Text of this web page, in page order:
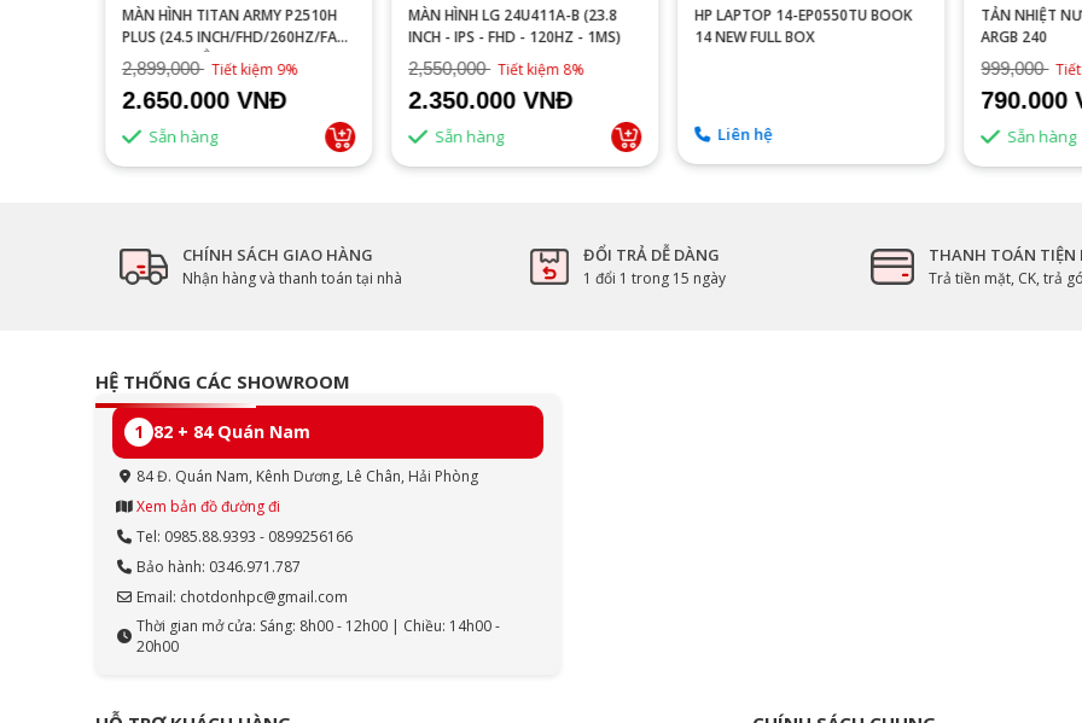
MÀN HÌNH TITAN ARMY P2510H
PLUS (24.5 INCH/FHD/260HZ/FAST
IPS/1MS/PHẲNG)
2,899,000 Tiết kiệm 9%
2.650.000 VNĐ
Sẵn hàng
MÀN HÌNH LG 24U411A-B (23.8
INCH - IPS - FHD - 120HZ - 1MS)
2,550,000 Tiết kiệm 8%
2.350.000 VNĐ
Sẵn hàng
HP LAPTOP 14-EP0550TU BOOK
14 NEW FULL BOX
Liên hệ
TẢN NHIỆT
ARGB 240
999,000
790.000
Sẵn hàng
CHÍNH SÁCH GIAO HÀNG
Nhận hàng và thanh toán tại nhà
ĐỔI TRẢ DỄ DÀNG
1 đổi 1 trong 15 ngày
THANH TOÁN TIỆN
Trả tiền mặt, CK, trả
HỆ THỐNG CÁC SHOWROOM
1 82 + 84 Quán Nam
84 Đ. Quán Nam, Kênh Dương, Lê Chân, Hải Phòng
Xem bản đồ đường đi
Tel: 0985.88.9393 - 0899256166
Bảo hành: 0346.971.787
Email: chotdonhpc@gmail.com
Thời gian mở cửa: Sáng: 8h00 - 12h00 | Chiều: 14h00 -
20h00